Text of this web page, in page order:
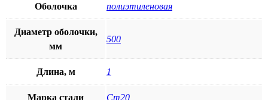
Оболочка полиэтиленовая
Диаметр оболочки,
мм
500
Длина, м 1
Марка стали Ст20